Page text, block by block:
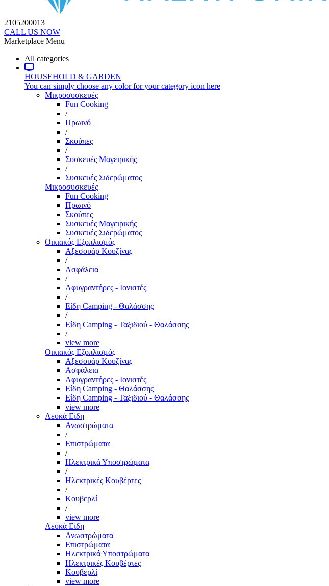
2105200013
CALL US NOW
Marketplace Menu
All categories
HOUSEHOLD & GARDEN
You can simply choose any color for your category icon here
Μικροσυσκευές
Fun Cooking
/
Πρωινό
/
Σκούπες
/
Συσκευές Μαγειρικής
/
Συσκευές Σιδερώματος
Μικροσυσκευές
Fun Cooking
Πρωινό
Σκούπες
Συσκευές Μαγειρικής
Συσκευές Σιδερώματος
Οικιακός Εξοπλισμός
Αξεσουάρ Κουζίνας
/
Ασφάλεια
/
Αφυγραντήρες - Ιονιστές
/
Είδη Camping - Θαλάσσης
/
Είδη Camping - Ταξιδιού - Θαλάσσης
/
view more
Οικιακός Εξοπλισμός
Αξεσουάρ Κουζίνας
Ασφάλεια
Αφυγραντήρες - Ιονιστές
Είδη Camping - Θαλάσσης
Είδη Camping - Ταξιδιού - Θαλάσσης
view more
Λευκά Είδη
Ανωστρώματα
/
Επιστρώματα
/
Ηλεκτρικά Υποστρώματα
/
Ηλεκτρικές Κουβέρτες
/
Κουβερλί
/
view more
Λευκά Είδη
Ανωστρώματα
Επιστρώματα
Ηλεκτρικά Υποστρώματα
Ηλεκτρικές Κουβέρτες
Κουβερλί
view more